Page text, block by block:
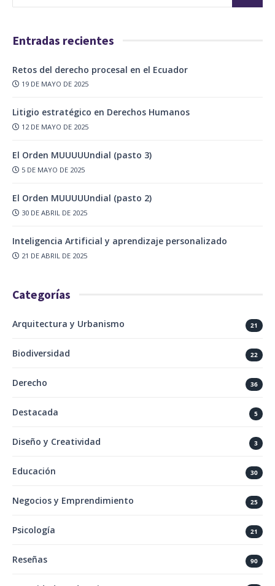
Entradas recientes
Retos del derecho procesal en el Ecuador
19 DE MAYO DE 2025
Litigio estratégico en Derechos Humanos
12 DE MAYO DE 2025
El Orden MUUUUUndial (pasto 3)
5 DE MAYO DE 2025
El Orden MUUUUUndial (pasto 2)
30 DE ABRIL DE 2025
Inteligencia Artificial y aprendizaje personalizado
21 DE ABRIL DE 2025
Categorías
Arquitectura y Urbanismo 21
Biodiversidad 22
Derecho 36
Destacada 5
Diseño y Creatividad 3
Educación 30
Negocios y Emprendimiento 25
Psicología 21
Reseñas 90